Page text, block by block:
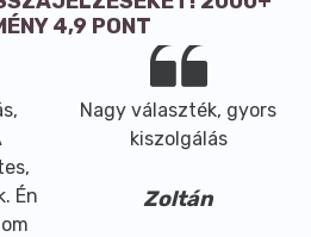
4,9 PONT
Én
Nagy választék, gyors
kiszolgálás
Zoltán